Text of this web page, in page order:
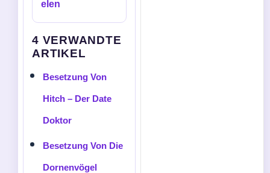
elen
4 VERWANDTE
ARTIKEL
Besetzung Von
Hitch – Der Date
Doktor
Besetzung Von Die
Dornenvögel